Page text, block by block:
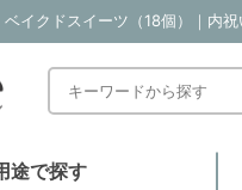
イクドスイーツ（18個）｜内
途で探す